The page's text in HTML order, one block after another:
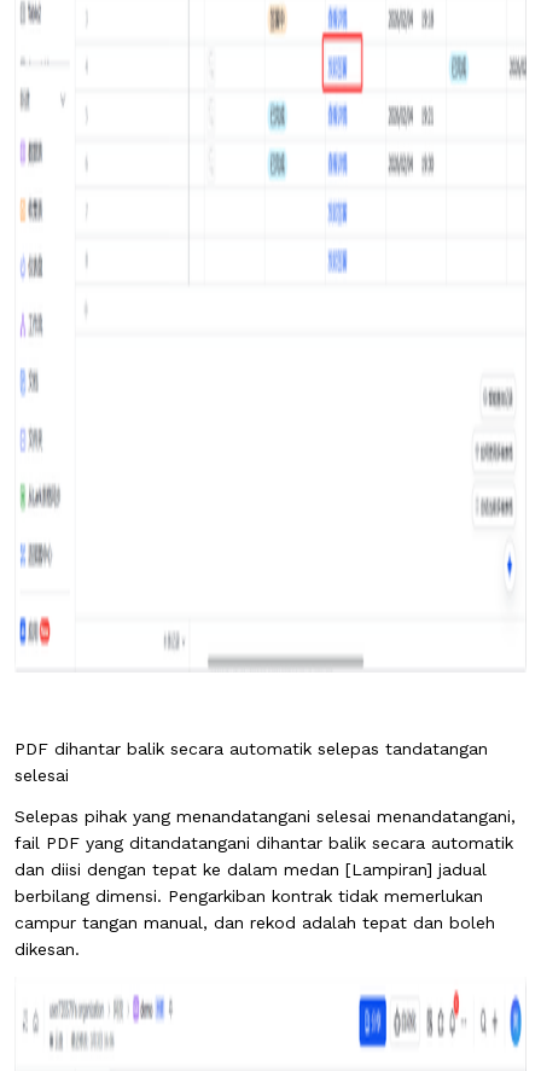
PDF dihantar balik secara automatik selepas tandatangan
selesai
Selepas pihak yang menandatangani selesai menandatangani,
fail PDF yang ditandatangani dihantar balik secara automatik
dan diisi dengan tepat ke dalam medan [Lampiran] jadual
berbilang dimensi. Pengarkiban kontrak tidak memerlukan
campur tangan manual, dan rekod adalah tepat dan boleh
dikesan.